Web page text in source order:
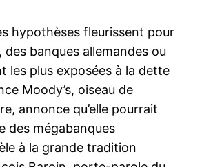
hypothèses fleurissent pour
banques allemandes ou
les plus exposées à la dette
Moody’s, oiseau de
annonce qu’elle pourrait
des mégabanques
à la grande tradition